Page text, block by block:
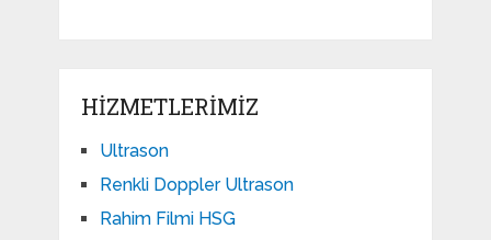
HIZMETLERIMIZ
Ultrason
Renkli Doppler Ultrason
Rahim Filmi HSG